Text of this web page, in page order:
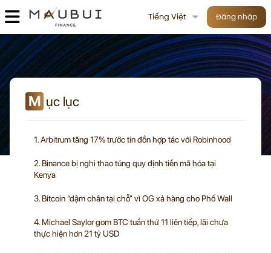
Tiếng Việt Đăng nhập
M ục lục
1. Arbitrum tăng 17% trước tin đồn hợp tác với Robinhood
2. Binance bị nghi thao túng quy định tiền mã hóa tại
Kenya
3. Bitcoin “dậm chân tại chỗ” vì OG xả hàng cho Phố Wall
4. Michael Saylor gom BTC tuần thứ 11 liên tiếp, lãi chưa
thực hiện hơn 21 tỷ USD